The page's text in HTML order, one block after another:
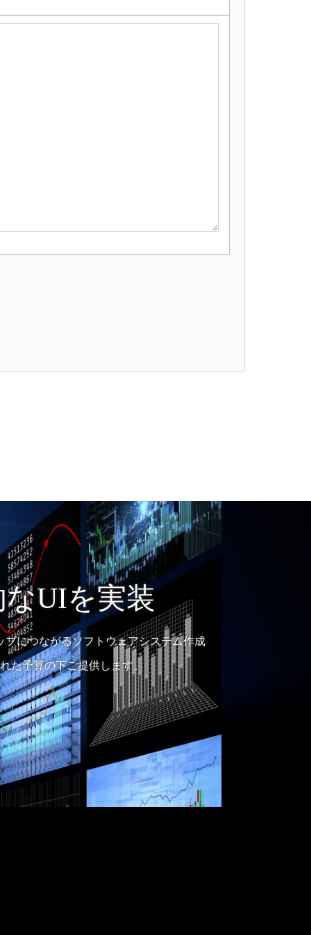
UIを実装
につながるソフトウェアシステム作成
た予算の下ご提供します。